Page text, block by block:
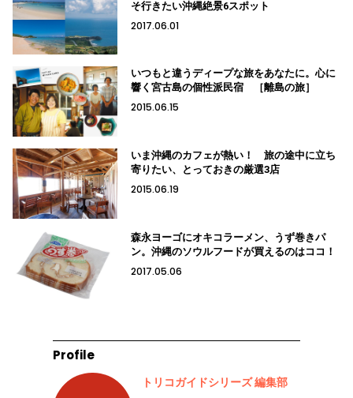
そ行きたい沖縄絶景6スポット
2017.06.01
いつもと違うディープな旅をあなたに。心に
響く宮古島の個性派民宿 ［離島の旅］
2015.06.15
いま沖縄のカフェが熱い！ 旅の途中に立ち
寄りたい、とっておきの厳選3店
2015.06.19
森永ヨーゴにオキコラーメン、うず巻きパ
ン。沖縄のソウルフードが買えるのはココ！
2017.05.06
Profile
トリコガイドシリーズ 編集部